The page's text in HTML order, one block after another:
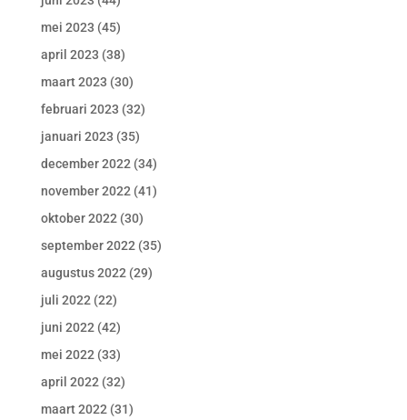
mei 2023 (45)
april 2023 (38)
maart 2023 (30)
februari 2023 (32)
januari 2023 (35)
december 2022 (34)
november 2022 (41)
oktober 2022 (30)
september 2022 (35)
augustus 2022 (29)
juli 2022 (22)
juni 2022 (42)
mei 2022 (33)
april 2022 (32)
maart 2022 (31)